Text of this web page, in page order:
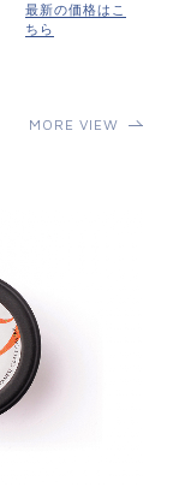
最新の価格はこ
ちら
MORE VIEW